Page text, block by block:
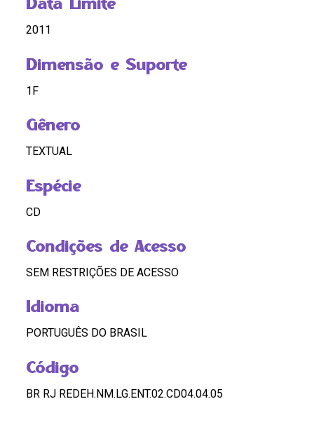
2011
Dimensão e Suporte
1F
Gênero
TEXTUAL
Espécie
CD
Condições de Acesso
SEM RESTRIÇÕES DE ACESSO
Idioma
PORTUGUÊS DO BRASIL
Código
BR RJ REDEH.NM.LG.ENT.02.CD04.04.05